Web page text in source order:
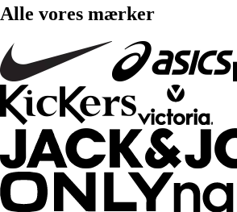
Alle vores mærker